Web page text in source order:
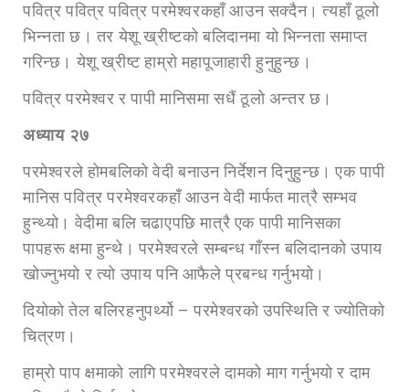
पवित्र पवित्र पवित्र परमेश्वरकहाँ आउन सक्दैन। त्यहाँ ठूलो
भिन्नता छ। तर येशू ख्रीष्टको बलिदानमा यो भिन्नता समाप्त
गरिन्छ। येशू ख्रीष्ट हाम्रो महापूजाहारी हुनुहुन्छ।
पवित्र परमेश्वर र पापी मानिसमा सधैं ठूलो अन्तर छ।
अध्याय २७
परमेश्वरले होमबलिको वेदी बनाउन निर्देशन दिनुहुन्छ। एक पापी
मानिस पवित्र परमेश्वरकहाँ आउन वेदी मार्फत मात्रै सम्भव
हुन्थ्यो। वेदीमा बलि चढाएपछि मात्रै एक पापी मानिसका
पापहरू क्षमा हुन्थे। परमेश्वरले सम्बन्ध गाँस्न बलिदानको उपाय
खोज्नुभयो र त्यो उपाय पनि आफैले प्रबन्ध गर्नुभयो।
दियोको तेल बलिरहनुपर्थ्यो – परमेश्वरको उपस्थिति र ज्योतिको
चित्रण।
हाम्रो पाप क्षमाको लागि परमेश्वरले दामको माग गर्नुभयो र दाम